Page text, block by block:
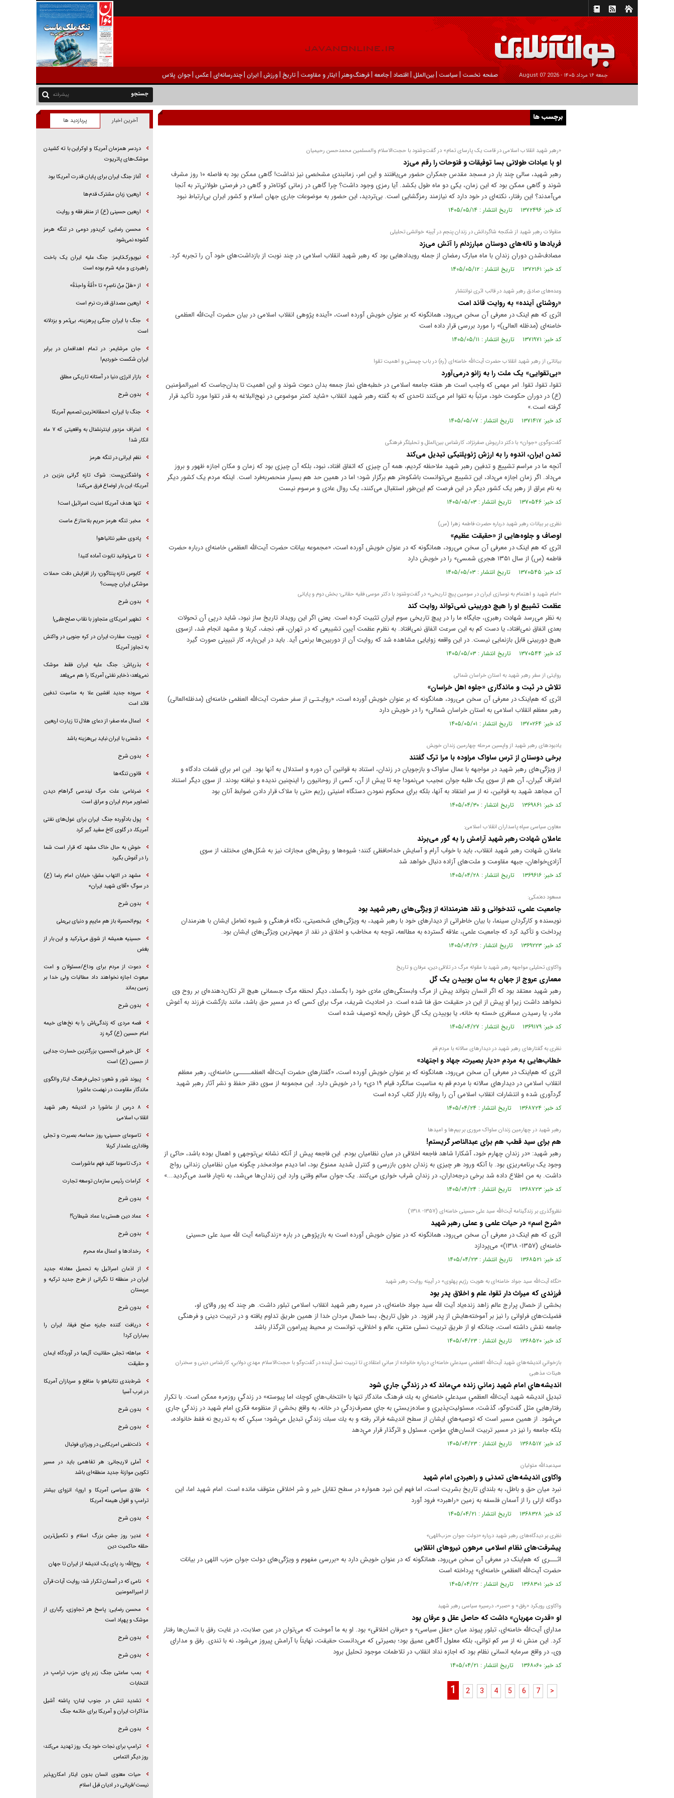
جمعه ۱۶ مرداد ۱۴۰۵ - 2026 August 07 صفحه نخست | سیاست |بين‌الملل | اقتصاد |جامعه |فرهنگ‌و‌هنر | ایثار و مقاومت |تاریخ |ورزش | ايران |چندرسانه‌ای |عکس |جوان پلاس
پیشرفته
برچسب ها
«رهبر شهید انقلاب اسلامی در قامت یک پارسای تمام» در گفت‌و‌شنود با حجت‌الاسلام والمسلمین محمدحسن رحیمیان
او با عبادات طولانی بسا توفیقات و فتوحات را رقم می‌زد
رهبر شهید، سالی چند بار در مسجد مقدس جمکران حضور می‌یافتند و این امر، زمانبندی مشخصی نیز نداشت! گاهی ممکن بود به فاصله ۱۰ روز مشرف
شوند و گاهی ممکن بود که این زمان، یکی دو ماه طول بکشد. آیا رمزی وجود داشت؟ چرا گاهی در زمانی کوتاه‌تر و گاهی در فرصتی طولانی‌تر به آنجا
می‌آمدند؟ این رفتار، نکته‌ای در خود دارد که نیازمند رمزگشایی است. بی‌تردید، این حضور به موضوعات جاری جهان اسلام و کشور ایران بی‌ارتباط نبود
کد خبر: ۱۳۷۲۴۹۶ تاریخ انتشار : ۱۴۰۵/۰۵/۱۴
منقولات رهبر شهید از شکنجه شاگردانش در زندان پنجم در آیینه خوانشی تحلیلی
فریاد‌ها و ناله‌های دوستان مبارزدلم را آتش می‌زد
مصادف‌شدن دوران زندان با ماه مبارک رمضان از جمله رویداد‌هایی بود که رهبر شهید انقلاب اسلامی در چند نوبت از بازداشت‌های خود آن را تجربه کرد.
کد خبر: ۱۳۷۲۱۶۱ تاریخ انتشار : ۱۴۰۵/۰۵/۱۲
وعده‌های صادق رهبر شهید در قالب اثری نوانتشار
«روشنای آینده» به روایت قائد امت
اثری که هم اینک در معرفی آن سخن می‌رود، همانگونه که بر عنوان خویش آورده است، «آینده پژوهی انقلاب اسلامی در بیان حضرت آیت‌الله العظمی
خامنه‌ای (مدظله العالی)» را مورد بررسی قرار داده است
کد خبر: ۱۳۷۱۹۷۱ تاریخ انتشار : ۱۴۰۵/۰۵/۱۱
بیاناتی از رهبر شهید انقلاب حضرت آیت‌الله خامنه‌ای (ره) در باب چیستی و اهمیت تقوا
«بی‌تقوایی» یک ملت را به زانو درمى‌آورد
تقوا، تقوا، تقوا. امر مهمی که واجب است هر هفته جامعه اسلامی در خطبه‌های نماز جمعه بدان دعوت شوند و این اهمیت تا بدان‌جاست که امیرالمؤمنین
(ع) در دوران حکومت خود، مرتباً به تقوا امر می‌کنند تاحدی که به گفته رهبر شهید انقلاب «شاید کمتر موضوعی در نهج‌البلاغه به قدر تقوا مورد تأکید قرار
گرفته است.»
کد خبر: ۱۳۷۱۴۱۷ تاریخ انتشار : ۱۴۰۵/۰۵/۰۷
گفت‌وگوی «جوان» با دکتر داریوش صفرنژاد، کارشناس بین‌الملل و تحلیلگر فرهنگی
تمدن ایران، اندوه را به ارزش ژئوپلتیکی تبدیل می‌کند
آنچه ما در مراسم تشییع و تدفین رهبر شهید ملاحظه کردیم، همه آن چیزی که اتفاق افتاد، نبود، بلکه آن چیزی بود که زمان و مکان اجازه ظهور و بروز
می‌داد. اگر زمان اجازه می‌داد، این تشییع می‌توانست باشکوه‌تر هم برگزار شود؛ اما در همین حد هم بسیار منحصر‌به‌فرد است. اینکه مردم یک کشور دیگر
به نام عراق از رهبر یک کشور دیگر در این فرصت کم این‌طور استقبال می‌کنند، یک روال عادی و مرسوم نیست
کد خبر: ۱۳۷۰۵۴۶ تاریخ انتشار : ۱۴۰۵/۰۵/۰۳
نظری بر بیانات رهبر شهید در‌باره حضرت فاطمه زهرا (س)
اوصاف و جلوه‌هایی از «حقیقت عظیم»
اثری که هم اینک در معرفی آن سخن می‌رود، همانگونه که در عنوان خویش آورده است، «مجموعه بیانات حضرت آیت‌الله العظمی خامنه‌ای درباره حضرت
فاطمه (س) از سال ۱۳۵۱ هجری شمسی» را در خویش دارد
کد خبر: ۱۳۷۰۵۴۵ تاریخ انتشار : ۱۴۰۵/۰۵/۰۳
«امام شهید و اهتمام به نوسازی ایران در سومین پیچ تاریخی» در گفت‌و‌شنود با دکتر موسی فقیه حقانی- بخش دوم و پایانی
عظمت تشییع او را هیچ دوربینی نمی‌تواند روایت کند
به نظر می‌رسد شهادت رهبری، جایگاه ما را در پیچ تاریخی سوم ایران تثبیت کرده است. یعنی اگر این رویداد تاریخ ساز نبود، شاید درپی آن تحولات
بعدی اتفاق نمی‌افتاد، یا دست کم به این سرعت اتفاق نمی‌افتاد. به نظرم عظمت آیین تشییعی که در تهران، قم، نجف، کربلا و مشهد انجام شد، ازسوی
هیچ دوربینی قابل بازنمایی نیست. در این واقعه زوایایی مشاهده شد که روایت آن از دوربین‌ها برنمی آید. باید در این‌باره، کار تبیینی صورت گیرد
کد خبر: ۱۳۷۰۵۴۴ تاریخ انتشار : ۱۴۰۵/۰۵/۰۳
روایتی از سفر رهبر شهید به استان خراسان شمالی
تلاش در ثبت و ماندگاری «جلوه اهل خراسان»
اثری که هم‌اینک در معرفی آن سخن می‌رود، همانگونه که بر عنوان خویش آورده است، «روایـتـی از سفر حضرت آیت‌الله العظمی خامنه‌ای (مدظله‌العالی)
رهبر معظم انقلاب اسلامی به استان خراسان شمالی» را در خویش دارد
کد خبر: ۱۳۷۰۲۶۴ تاریخ انتشار : ۱۴۰۵/۰۵/۰۱
یادبود‌های رهبر شهید از واپسین مرحله چهارمین زندان خویش
برخی دوستان از ترس ساواک مراوده با مرا ترک گفتند
از ویژگی‌های رهبر شهید در مواجهه با عمال ساواک و بازجویان در زندان، استناد به قوانین آن دوره و استدلال به آنها بود. این امر برای قضات دادگاه و
اعتراف گیران، آن هم از سوی یک طلبه جوان عجیب می‌نمود! چه تا پیش از آن، کسی از روحانیون را اینچنین ندیده و نیافته بودند. از سوی دیگر استناد
آن مجاهد شهید به قوانین، نه از سر اعتقاد به آنها، بلکه برای محکوم نمودن دستگاه امنیتی رژیم حتی با ملاک قرار دادن ضوابط آنان بود
کد خبر: ۱۳۶۹۸۶۱ تاریخ انتشار : ۱۴۰۵/۰۴/۳۰
معاون سیاسی سپاه پاسداران انقلاب اسلامی:
عاملان شهادت رهبر شهید آرامش را به گور می‌برند
عاملان شهادت رهبر شهید انقلاب، باید با خواب آرام و آسایش خداحافظی کنند؛ شیوه‌ها و روش‌های مجازات نیز به شکل‌های مختلف از سوی
آزادی‌خواهان، جبهه مقاومت و ملت‌های آزاده دنبال خواهد شد
کد خبر: ۱۳۶۹۶۱۶ تاریخ انتشار : ۱۴۰۵/۰۴/۲۸
مسعود ده‌نمکی:
جامعیت علمی، تندخوانی و نقد هنرمندانه از ویژگی‌های رهبر شهید بود
نویسنده و کارگردان سینما، با بیان خاطراتی از دیدار‌های خود با رهبر شهید، به ویژگی‌های شخصیتی، نگاه فرهنگی و شیوه تعامل ایشان با هنرمندان
پرداخت و تأکید کرد که جامعیت علمی، علاقه گسترده به مطالعه، توجه به مخاطب و اخلاق در نقد از مهم‌ترین ویژگی‌های ایشان بود.
کد خبر: ۱۳۶۹۲۲۳ تاریخ انتشار : ۱۴۰۵/۰۴/۲۶
واکاوی تحلیلی مواجهه رهبر شهید با مقوله مرگ در تلاقی دین، عرفان و تاریخ
معماری عروج از جهان به سان بوییدن یک گل
رهبر شهید معتقد بود که اگر انسان بتواند پیش از مرگ وابستگی‌های مادی خود را بگسلد، دیگر لحظه مرگ جسمانی هیچ اثر تکان‌دهنده‌ای بر روح وی
نخواهد داشت زیرا او پیش از این در حقیقت حق فنا شده است. در احادیث شریف، مرگ برای کسی که در مسیر حق باشد، مانند بازگشت فرزند به آغوش
مادر، یا رسیدن مسافری خسته به خانه، یا بوییدن یک گل خوش رایحه توصیف شده است
کد خبر: ۱۳۶۹۱۷۹ تاریخ انتشار : ۱۴۰۵/۰۴/۲۷
نظری به گفتار‌های رهبر شهید در دیدار‌های سالانه با مردم قم
خطاب‌هایی به مردم «دیار بصیرت، جهاد و اجتهاد»
اثری که هم‌اینک در معرفی آن سخن می‌رود، همانگونه که بر عنوان خویش آورده است، «گفتار‌های حضرت آیت‌الله العظمـــــی خامنه‌ای، رهبر معظم
انقلاب اسلامی در دیدار‌های سالانه با مردم قم به مناسبت سالگرد قیام ۱۹ دی» را در خویش دارد. این مجموعه از سوی دفتر حفظ و نشر آثار رهبر شهید
گردآوری شده و انتشارات انقلاب اسلامی آن را روانه بازار کتاب کرده است
کد خبر: ۱۳۶۸۷۲۴ تاریخ انتشار : ۱۴۰۵/۰۴/۲۴
رهبر شهید در چهارمین زندان ساواک مروری بر بیم‌ها و امید‌ها
هم برای سید قطب هم برای عبدالناصر گریستم!
رهبر شهید: «در زندان چهارم خود، آشکارا شاهد فاجعه اخلاقی در میان نظامیان بودم. این فاجعه پیش از آنکه نشانه بی‌توجهی و اهمال بوده باشد، حاکی از
وجود یک برنامه‌ریزی بود. با آنکه ورود هر چیزی به زندان بدون بازرسی و کنترل شدید ممنوع بود، اما دیدم موادمخدر چگونه میان نظامیان زندانی رواج
داشت. به من اطلاع داده شد برخی درجه‌داران، در زندان شراب خواری می‌کنند. یک جوان سالم وقتی وارد این زندان‌ها می‌شد، به ناچار فاسد می‌گردید...»
کد خبر: ۱۳۶۸۷۲۳ تاریخ انتشار : ۱۴۰۵/۰۴/۲۴
نظروگذری بر زندگینامه آیت‌الله سید علی حسینی خامنه‌ای (۱۳۵۷- ۱۳۱۸)
«شرح اسم» در حیات علمی و عملی رهبر شهید
اثری که هم اینک در معرفی آن سخن می‌رود، همانگونه که در عنوان خویش آورده است به بازپژوهی در باره «زندگینامه آیت الله سید علی حسینی
خامنه‌ای (۱۳۵۷- ۱۳۱۸)» می‌پردازد
کد خبر: ۱۳۶۸۵۲۱ تاریخ انتشار : ۱۴۰۵/۰۴/۲۳
«نگاه آیت‌الله سید جواد خامنه‌ای به هویت رژیم پهلوی» در آیینه روایت رهبر شهید
فرزندی که میراث دار تقوا، علم و اخلاق پدر بود
بخشی از خصال پرارج عالم زاهد زنده‌یاد آیت الله سید جواد خامنه‌ای، در سیره رهبر شهید انقلاب اسلامی تبلور داشت. هر چند که پور والای او،
فضیلت‌های فراوانی را نیز بر آموخته‌هایش از پدر افزود. در طول تاریخ، بسا خصال مردان خدا از همین طریق تداوم یافته و در تربیت دینی و فرهنگی
جامعه نقش داشته است، چنانکه او از طریق تربیت نسلی متقی، عالم و اخلاقی، توانست بر محیط پیرامون اثرگذار باشد
کد خبر: ۱۳۶۸۵۲۰ تاریخ انتشار : ۱۴۰۵/۰۴/۲۳
بازخواني انديشه‌هاي شهيد آيت‌الله العظمي سيدعلي خامنه‌اي درباره خانواده از مباني اعتقادي تا تربيت نسل آينده در گفت‌وگو با حجت‌الاسلام مهدي دولابي، کارشناس دینی و سخنران
هیئات مذهبی
انديشه‌هاي امام شهيد زماني زنده مي‌ماند كه در زندگي جاري شود
تبديل انديشه شهيد آيت‌الله العظمي سيدعلي خامنه‌اي به يك فرهنگ ماندگار تنها با «انتخاب‌هاي كوچك اما پيوسته» در زندگي روزمره ممكن است. با تكرار
رفتارهايي مثل گفت‌وگو، گذشت، مسئوليت‌پذيري و ساده‌زيستي به جاي مصرف‌زدگي در خانه، به واقع بخشي از منظومه فكري امام شهيد در زندگي جاري
مي‌شود. از همين مسير است كه توصيه‌هاي ايشان از سطح انديشه فراتر رفته و به يك سبك زندگي تبديل مي‌شود؛ سبكي كه به تدريج نه فقط خانواده،
بلكه جامعه را نيز در مسير تربيت انسان‌هاي مؤمن، مسئول و اثرگذار قرار مي‌دهد
کد خبر: ۱۳۶۸۵۱۷ تاریخ انتشار : ۱۴۰۵/۰۴/۲۳
سیدعبدالله متولیان
واکاوی اندیشه‌های تمدنی و راهبردی امام شهید
نبرد میان حق و باطل، به بلندای تاریخ بشریت است، اما فهم این نبرد همواره در سطح تقابل خیر و شر اخلاقی متوقف مانده است. امام شهید اما، این
دوگانه ازلی را از آسمان فلسفه به زمین «راهبرد» فرود آورد
کد خبر: ۱۳۶۸۳۲۸ تاریخ انتشار : ۱۴۰۵/۰۴/۲۱
نظری بر دیدگاه‌های رهبر شهید درباره «دولت جوان حزب‌اللهی»
پیشرفت‌های نظام اسلامی مرهون نیرو‌های انقلابی
اثـــری که هم‌اینک در معرفی آن سخن می‌رود، همانگونه که در عنوان خویش دارد به «بررسی مفهوم و ویژگی‌های دولت جوان حزب اللهی در بیانات
حضرت آیت‌الله العظمی خامنه‌ای» پرداخته است
کد خبر: ۱۳۶۸۳۰۱ تاریخ انتشار : ۱۴۰۵/۰۴/۲۲
واکاوی رویکرد «رفق» و «صبر»، درسیره سیاسی رهبر شهید
او «قدرت مهربان» داشت که حاصل عقل و عرفان بود
مدارای آیت‌الله خامنه‌ای، تبلور پیوند میان «عقل سیاسی» و «عرفان اخلاقی» بود. او به ما آموخت که می‌توان در عین صلابت، در غایت رفق با انسان‌ها رفتار
کرد. این منش نه از سر کم توانی، بلکه معلول آگاهی عمیق بود؛ بصیرتی که می‌دانست حقیقت، نهایتاً با آرامش پیروز می‌شود، نه با تندی. رفق و مدارای
وی، در واقع سرمایه انسانی نظام بود که اجازه نداد انقلاب در تلاطمات موجود تحلیل برود
کد خبر: ۱۳۶۸۰۶۰ تاریخ انتشار : ۱۴۰۵/۰۴/۲۱
1 2 3 4 5 6 7 >
آخرین اخبار پربازدید ها
دردسر همزمان آمریکا و اوکراین با ته کشیدن
موشک‌های پاتریوت
آغاز جنگ ایران برای پایان قدرت آمریکا بود
اربعین؛ زبان مشترک قدم‌ها
اربعین حسینی (ع) از منظر فقه و روایت
محسن رضایی: کریدور دومی در تنگه هرمز
گشوده نمی‌شود
نیویورک‌تایمز: جنگ علیه ایران یک باخت
راهبردی و مایه شرم بوده است
از «هَلْ مِنْ ناصِرٍ» تا «اُمَّةً واحِدَةً»
اربعین مصداق قدرت نرم است
جنگ با ایران جنگی پرهزینه، بی‌ثمر و بزدلانه
است
جان مرشایمر: در تمام اهدافمان در برابر
ایران شکست خوردیم!
بازار انرژی دنیا در آستانه تاریکی مطلق
بدون شرح
جنگ با ایران، احمقانه‌ترین تصمیم آمریکا
اعتراف مزدور اینترنشنال به واقعیتی که ۷ ماه
انکار شد!
نظم ایرانی در تنگه هرمز
واشنگتن‌پست: شوک تازه گرانی بنزین در
آمریکا؛ این بار اوضاع فرق می‌کند!
تنها هدف آمریکا امنیت اسرائیل است!
مخبر: تنگه هرمز حریم بلامنازع ماست
پادوی حقیر نتانیاهو!
تا می‌توانید تابوت آماده کنید!
کابوس تازه پنتاگون؛ راز افزایش دقت حملات
موشکی ایران چیست؟
بدون شرح
تطهیر امریکای متجاوز با نقاب صلح‌طلبی!
توییت سفارت ایران در کره جنوبی در واکنش
به تجاوز آمریکا
بذرپاش: ‏جنگ علیه ایران فقط موشک
نمی‌بلعد؛ ذخایر نفتی آمریکا را هم می‌بلعد
سروده جدید افشین علا به مناسبت تدفین
قائد امت
اعمال ماه صفر؛ از دعای هلال تا زیارت اربعین
دشمنی با ایران نباید بی‌هزینه باشد
بدون شرح
قانون تنگه‌ها
ضرغامی: علت مرگ لیندسی گراهام دیدن
تصاویر مردم ایران و عراق است
پول بادآورده جنگ ایران برای غول‌های نفتی
آمریکا، در گلوی کاخ سفید گیر کرد
خوش به حال خاک مشهد که قرار است شما
را در آغوش بگیرد
مشهد در التهاب عشق؛ خیابان امام رضا (ع)
در سوگِ «آقای شهید ایران»
بدون شرح
یوم‌الحسرة؛ باز هم ماییم و دنیای بی‌علی
حسینیه همیشه از شوق می‌ترکید و این بار از
بغض
دعوت از مردم برای وداع/مسئولان و امت
مبعوث اجازه نخواهند داد مطالبات ولی خدا بر
زمین بماند
بدون شرح
قصه مردی که زندگی‌اش را به نخ‌های خیمه
امام حسین (ع) گره زد
کل خیر فی الحسین؛ بزرگترین خسارت جدایی
از حسین (ع) است
پیوند شور و شعور؛ تجلی فرهنگ ایثار والگوی
ماندگار مقاومت در نهضت عاشورا
۸ درس از عاشورا در اندیشه رهبر شهید
انقلاب اسلامی
تاسوعای حسینی؛ روز حماسه، بصیرت و تجلی
وفاداری علمدار کربلا
درک تاسوعا کلید فهم عاشوراست
کرامات رئیس سازمان توسعه تجارت
بدون شرح
عماد دین هستی یا عماد شیطان؟!
بدون شرح
رخداد‌ها و اعمال ماه محرم
از اذعان اسرائیل به تحمیل معادله جدید
ایران در منطقه تا نگرانی از طرح جدید ترکیه و
عربستان
بدون شرح
دریافت کننده جایزه صلح فیفا، ایران را
بمباران کرد!
مباهله؛ تجلی حقانیت آل‌عبا در آوردگاه ایمان
و حقیقت
شرط‌بندی نتانیاهو با منافع و سربازان آمریکا
در غرب آسیا
بدون شرح
بدون شرح
ذلت‌نفس امریکایی در ویزای فوتبال
آملی لاریجانی: هر تفاهمی باید در مسیر
تکوین موازنۀ جدید منطقه‌ای باشد
طلاق سیاسی آمریکا و اروپا؛ انزوای بیشتر
ترامپ و افول هیمنه آمریکا
بدون شرح
غدیر؛ روز جشن بزرگ اسلام و تکمیل‌ترین
حلقه حاکمیت دین
روح‌الله؛ رد پای یک اندیشه از ایران تا جهان
نامی که در آسمان تکرار شد؛ روایت آیات قرآن
از امیرالمومنین
محسن رضایی: پاسخ هر تجاوزی، رگباری از
موشک و پهپاد است
بدون شرح
بدون شرح
بمب ساعتی جنگ زیر پای حزب ترام‍پ در
انتخابات
تشدید تنش در جنوب لبنان؛ پاشنه آشیل
مذاکرات ایران و آمریکا برای خاتمه جنگ
بدون شرح
ترامپ برای نجات خود یک روز تهدید می‌کند؛
روز دیگر التماس
حیات معنوی انسان بدون ایثار امکان‌پذیر
نیست/قربانی در ادیان قبل اسلام